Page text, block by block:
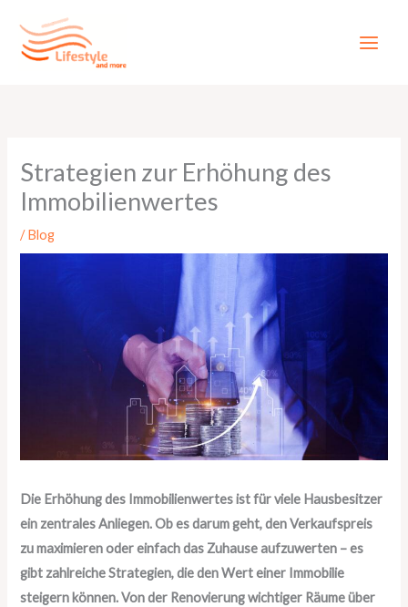
Inhalt
springen
Strategien zur Erhöhung des
Immobilienwertes
/Blog
Die Erhöhung des Immobilienwertes ist für viele Hausbesitzer
ein zentrales Anliegen. Ob es darum geht, den Verkaufspreis
zu maximieren oder einfach das Zuhause aufzuwerten – es
gibt zahlreiche Strategien, die den Wert einer Immobilie
steigern können. Von der Renovierung wichtiger Räume über